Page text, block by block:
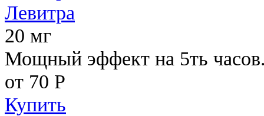
Левитра
20 мг
Мощный эффект на 5ть
от 70 Р
Купить